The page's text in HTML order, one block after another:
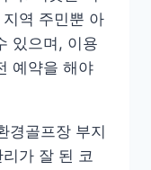
역 주민뿐 아
있으며, 이용
예약을 해야
경골프장 부지
가 잘 된 코